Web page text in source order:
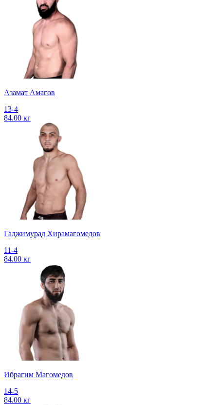
Азамат Амагов
13-4
84.00 кг
Гаджимурад Хирамагомедов
11-4
84.00 кг
Ибрагим Магомедов
14-5
84.00 кг